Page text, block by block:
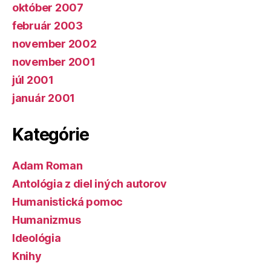
október 2007
február 2003
november 2002
november 2001
júl 2001
január 2001
Kategórie
Adam Roman
Antológia z diel iných autorov
Humanistická pomoc
Humanizmus
Ideológia
Knihy